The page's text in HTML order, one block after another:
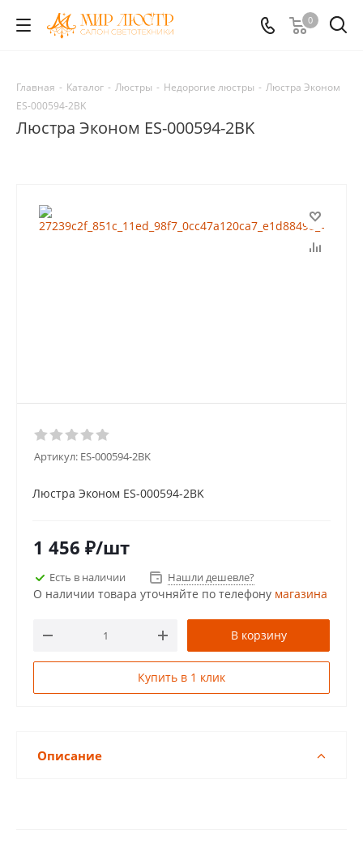
0
Главная - Каталог - Люстры - Недорогие люстры - Люстра Эконом
ES-000594-2BK
Люстра Эконом ES-000594-2BK
Артикул: ES-000594-2BK
Люстра Эконом ES-000594-2BK
1 456 ₽/шт
Есть в наличии Нашли дешевле?
О наличии товара уточняйте по телефону магазина
В корзину
Купить в 1 клик
Описание